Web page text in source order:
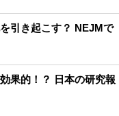
引き起こす？ NEJMで
果的！？ 日本の研究報